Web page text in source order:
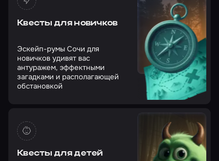
Квесты для новичков
Эскейп-румы Сочи для
новичков удивят вас
антуражем, эффектными
загадками и располагающей
обстановкой
Квесты для детей